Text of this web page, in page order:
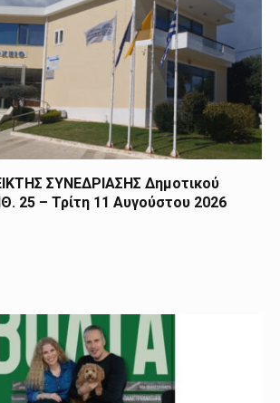
ΣΥΝΕΔΡΙΑΣΗΣ Δημοτικού
25 – Τρίτη 11 Αυγούστου 2026